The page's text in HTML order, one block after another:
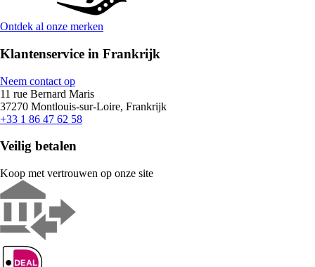
Ontdek al onze merken
Klantenservice in Frankrijk
Neem contact op
11 rue Bernard Maris
37270 Montlouis-sur-Loire, Frankrijk
+33 1 86 47 62 58
Veilig betalen
Koop met vertrouwen op onze site